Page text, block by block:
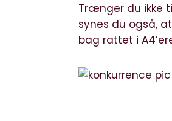
Trænger du ikke
synes du også,
bag rattet i